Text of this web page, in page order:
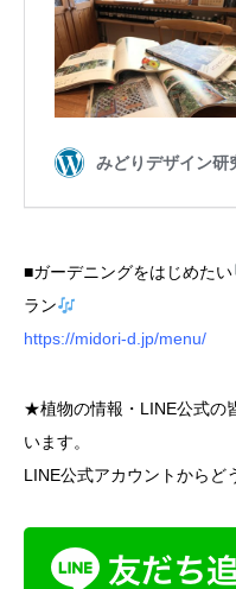
■ガーデニングをはじめたい
ラン
https://midori-d.jp/menu/
★植物の情報・LINE公式の
います。
LINE公式アカウントからど